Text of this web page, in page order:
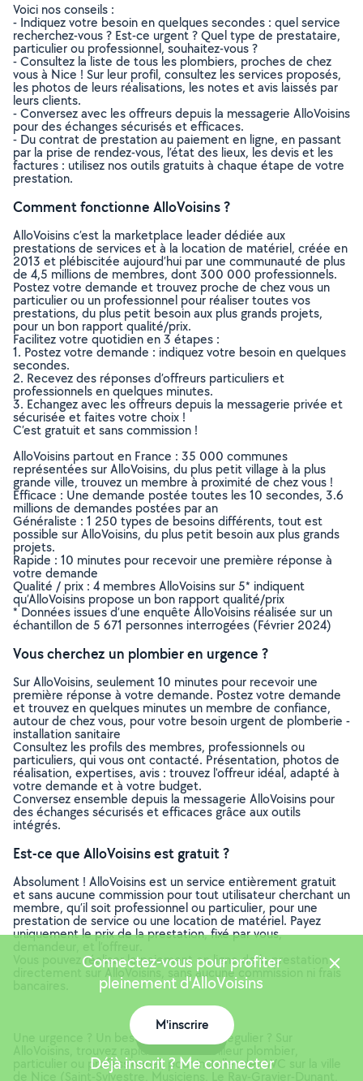
Voici nos conseils :
- Indiquez votre besoin en quelques secondes : quel service
recherchez-vous ? Est-ce urgent ? Quel type de prestataire,
particulier ou professionnel, souhaitez-vous ?
- Consultez la liste de tous les plombiers, proches de chez
vous à Nice ! Sur leur profil, consultez les services proposés,
les photos de leurs réalisations, les notes et avis laissés par
leurs clients.
- Conversez avec les offreurs depuis la messagerie AlloVoisins
pour des échanges sécurisés et efficaces.
- Du contrat de prestation au paiement en ligne, en passant
par la prise de rendez-vous, l’état des lieux, les devis et les
factures : utilisez nos outils gratuits à chaque étape de votre
prestation.
Comment fonctionne AlloVoisins ?
AlloVoisins c’est la marketplace leader dédiée aux
prestations de services et à la location de matériel, créée en
2013 et plébiscitée aujourd’hui par une communauté de plus
de 4,5 millions de membres, dont 300 000 professionnels.
Postez votre demande et trouvez proche de chez vous un
particulier ou un professionnel pour réaliser toutes vos
prestations, du plus petit besoin aux plus grands projets,
pour un bon rapport qualité/prix.
Facilitez votre quotidien en 3 étapes :
1. Postez votre demande : indiquez votre besoin en quelques
secondes.
2. Recevez des réponses d’offreurs particuliers et
professionnels en quelques minutes.
3. Echangez avec les offreurs depuis la messagerie privée et
sécurisée et faites votre choix !
C’est gratuit et sans commission !
AlloVoisins partout en France : 35 000 communes
représentées sur AlloVoisins, du plus petit village à la plus
grande ville, trouvez un membre à proximité de chez vous !
Efficace : Une demande postée toutes les 10 secondes, 3.6
millions de demandes postées par an
Généraliste : 1 250 types de besoins différents, tout est
possible sur AlloVoisins, du plus petit besoin aux plus grands
projets.
Rapide : 10 minutes pour recevoir une première réponse à
votre demande
Qualité / prix : 4 membres AlloVoisins sur 5* indiquent
qu’AlloVoisins propose un bon rapport qualité/prix
* Données issues d’une enquête AlloVoisins réalisée sur un
échantillon de 5 671 personnes interrogées (Février 2024)
Vous cherchez un plombier en urgence ?
Sur AlloVoisins, seulement 10 minutes pour recevoir une
première réponse à votre demande. Postez votre demande
et trouvez en quelques minutes un membre de confiance,
autour de chez vous, pour votre besoin urgent de plomberie -
installation sanitaire
Consultez les profils des membres, professionnels ou
particuliers, qui vous ont contacté. Présentation, photos de
réalisation, expertises, avis : trouvez l'offreur idéal, adapté à
votre demande et à votre budget.
Conversez ensemble depuis la messagerie AlloVoisins pour
des échanges sécurisés et efficaces grâce aux outils
intégrés.
Est-ce que AlloVoisins est gratuit ?
Absolument ! AlloVoisins est un service entièrement gratuit
et sans aucune commission pour tout utilisateur cherchant un
membre, qu’il soit professionnel ou particulier, pour une
prestation de service ou une location de matériel. Payez
uniquement le prix de la prestation, fixé par vous,
Vous pouvez réaliser le paiement en ligne de la prestation
directement sur AlloVoisins, sans aucune commission ni frais
Une urgence ? Un besoin ponctuel ou régulier ? Sur
particulier ou professionnel, pour installer des WC sur la ville
de Nice (Saint-Sylvestre, Musiciens, Le Ray-Gravier-Dunant,
Connectez-vous pour profiter
pleinement d'AlloVoisins
M'inscrire
Déjà inscrit ? Me connecter